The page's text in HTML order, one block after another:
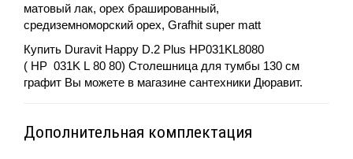
матовый лак, орех брашированный,
средиземноморский орех, Grafhit super matt
Купить Duravit Happy D.2 Plus HP031KL8080
( HP 031K L 80 80) Столешница для тумбы 130 см
графит Вы можете в магазине сантехники Дюравит.
Дополнительная комплектация